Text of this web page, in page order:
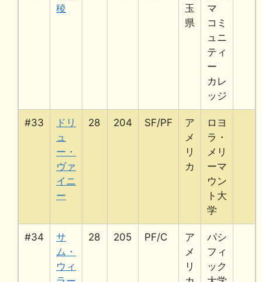
稜
玉
県
マ
コミ
ュニ
ティ
ー
カレ
ッジ
#33
ドリ
ュ
ー・
ヴァ
イニ
ー
28 204 SF/PF
ア
メ
リ
カ
ロヨ
ラ・
メリ
ーマ
ウン
ト大
学
#34
サ
ム・
ウィ
28 205 PF/C
ア
メ
リ
パシ
フィ
ック